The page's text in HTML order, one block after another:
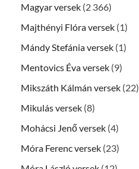
Magyar versek (2 366)
Majthényi Flóra versek (1)
Mándy Stefánia versek (1)
Mentovics Éva versek (9)
Mikszáth Kálmán versek (22)
Mikulás versek (8)
Mohácsi Jenő versek (4)
Móra Ferenc versek (23)